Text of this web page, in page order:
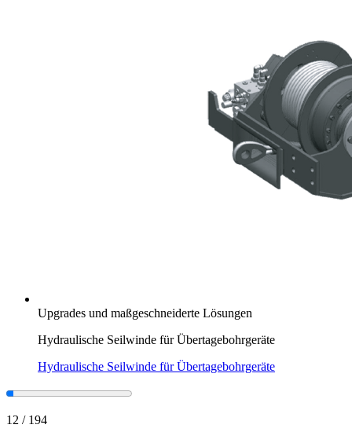
Upgrades und maßgeschneiderte Lösungen
Hydraulische Seilwinde für Übertagebohrgeräte
Hydraulische Seilwinde für Übertagebohrgeräte
12 / 194